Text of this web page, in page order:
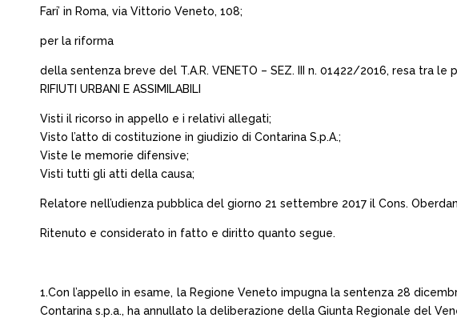
Fari’ in Roma, via Vittorio Veneto, 108;
per la riforma
della sentenza breve del T.A.R. VENETO – SEZ. III n. 01422/2016, resa tra le
RIFIUTI URBANI E ASSIMILABILI
Visti il ricorso in appello e i relativi allegati;
Visto l’atto di costituzione in giudizio di Contarina S.p.A.;
Viste le memorie difensive;
Visti tutti gli atti della causa;
Relatore nell’udienza pubblica del giorno 21 settembre 2017 il Cons.
Ritenuto e considerato in fatto e diritto quanto segue.
1.Con l’appello in esame, la Regione Veneto impugna la sentenza 28
Contarina s.p.a., ha annullato la deliberazione della Giunta Regionale del